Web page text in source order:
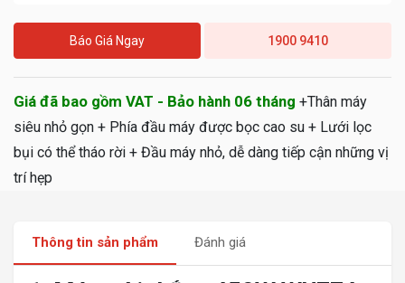
Báo Giá Ngay 1900 9410
Giá đã bao gồm VAT - Bảo hành 06 tháng +Thân máy
siêu nhỏ gọn + Phía đầu máy được bọc cao su + Lưới lọc
bụi có thể tháo rời + Đầu máy nhỏ, dễ dàng tiếp cận những vị
trí hẹp
Thông tin sản phẩm Đánh giá